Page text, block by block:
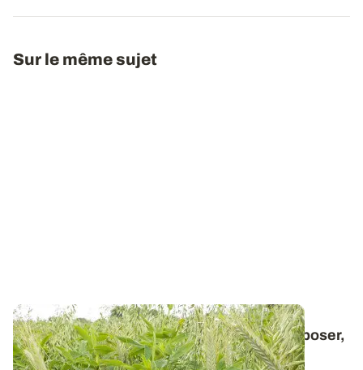
Sur le même sujet
Mélanges fourragers - Un guide pour composer,
conduire et valoriser les méteils